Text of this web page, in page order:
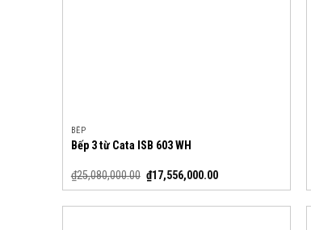
BẾP
Bếp 3 từ Cata ISB 603 WH
₫25,080,000.00 ₫17,556,000.00